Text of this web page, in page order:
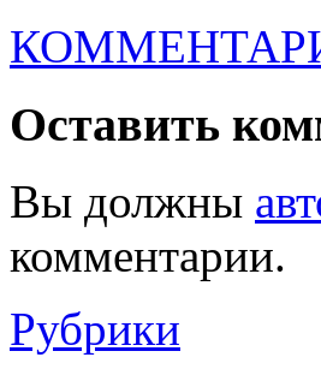
Оставить
Вы должны
комментарии.
Рубрики